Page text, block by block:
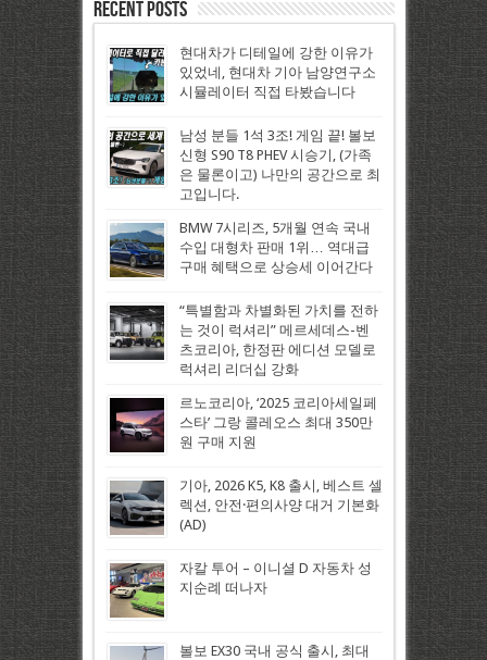
Recent Posts
현대차가 디테일에 강한 이유가
있었네, 현대차 기아 남양연구소
시뮬레이터 직접 타봤습니다
남성 분들 1석 3조! 게임 끝! 볼보
신형 S90 T8 PHEV 시승기, (가족
은 물론이고) 나만의 공간으로 최
고입니다.
BMW 7시리즈, 5개월 연속 국내
수입 대형차 판매 1위… 역대급
구매 혜택으로 상승세 이어간다
“특별함과 차별화된 가치를 전하
는 것이 럭셔리” 메르세데스-벤
츠코리아, 한정판 에디션 모델로
럭셔리 리더십 강화
르노코리아, ‘2025 코리아세일페
스타’ 그랑 콜레오스 최대 350만
원 구매 지원
기아, 2026 K5, K8 출시, 베스트 셀
렉션, 안전·편의사양 대거 기본화
(AD)
자칼 투어 – 이니셜 D 자동차 성
지순례 떠나자
볼보 EX30 국내 공식 출시, 최대